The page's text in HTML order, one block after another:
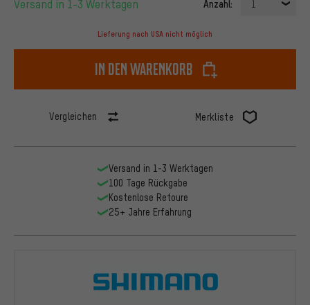
Versand in 1-3 Werktagen Anzahl: 1
Lieferung nach USA nicht möglich
In den Warenkorb
Vergleichen Merkliste
Versand in 1-3 Werktagen
100 Tage Rückgabe
Kostenlose Retoure
25+ Jahre Erfahrung
Shimano